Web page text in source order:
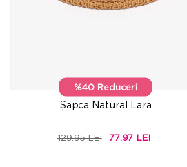
%40 Reduceri
Șapca Natural Lara
129.95 LEI 77.97 LEI